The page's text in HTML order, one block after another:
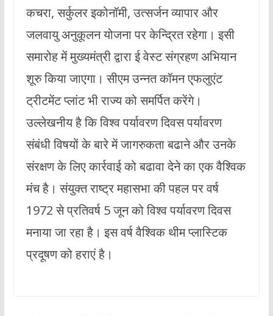
कचरा, सर्कुलर इकोनॉमी, उत्सर्जन व्यापार और
जलवायु अनुकूलन योजना पर केन्द्रित रहेगा। इसी
समारोह में मुख्यमंत्री द्वारा ई वेस्ट संग्रहण अभियान
शूरु किया जाएगा। सीएम उन्नत कॉमन ए्फलुएंट
ट्रीटमेंट प्लांट भी राज्य को समर्पित करेंगे।
उल्लेखनीय है कि विश्व पर्यावरण दिवस पर्यावरण
संबंधी विषयों के बारे में जागरुकता बढाने और उनके
संरक्षण के लिए कार्रवाई को बढावा देने का एक वैश्विक
मंच है। संयुक्त राष्ट्र महासभा की पहल पर वर्ष
1972 से प्रतिवर्ष 5 जून को विश्व पर्यावरण दिवस
मनाया जा रहा है। इस वर्ष वैश्विक थीम प्लास्टिक
प्रदूषण को हराएं है।